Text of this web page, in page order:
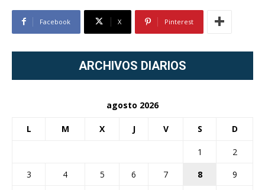
Facebook X Pinterest
ARCHIVOS DIARIOS
agosto 2026
L M X J V S D
1
2
3
4 5 6 7 8
9